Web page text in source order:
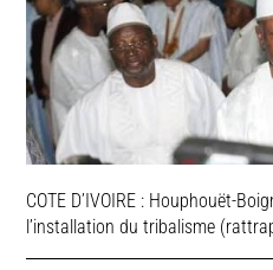
COTE D’IVOIRE : Houphouët-
l’installation du tribalisme